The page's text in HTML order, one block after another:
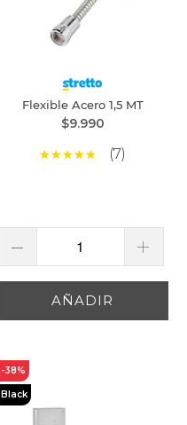
Flexible Acero 1,5 MT
$9.990
(7)
AÑADIR
-38%
Black